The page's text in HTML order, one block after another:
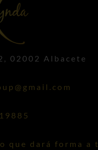
02002 Albacete
que dará forma a